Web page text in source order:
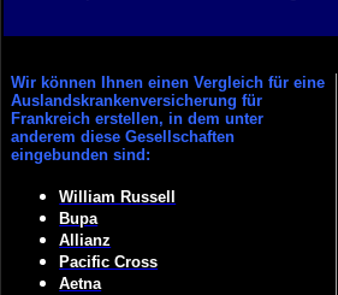
Wir können Ihnen einen Vergleich für eine
Auslandskrankenversicherung für
Frankreich erstellen, in dem unter
anderem diese Gesellschaften
eingebunden sind:
William Russell
Bupa
Allianz
Pacific Cross
Aetna